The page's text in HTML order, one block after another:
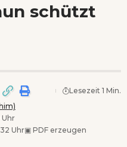
schützt
Uhr
Uhr▣ PDF erzeugen
Lesezeit 1 Min.